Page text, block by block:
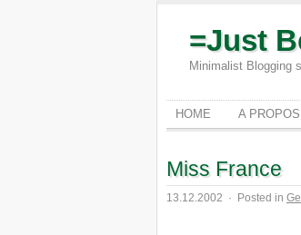
=Just
Minimalist Blogging
HOME A
Miss France
13.12.2002 · Posted in